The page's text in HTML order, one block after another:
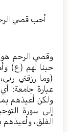
أحب قصي
وقصي الرحم هو
حبنا لهم (ع)
(وما رزقني
عبارة جامعة:
ولكن أعيذهم
إلى سورة
الفلق، وأعيذهم